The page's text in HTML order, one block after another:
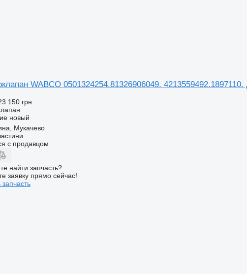
WABCO 0501324254.81326906049. 4213559492.1897110.
150 грн
новый
Мукачево
с продавцом
найти запчасть?
заявку прямо сейчас!
запчасть